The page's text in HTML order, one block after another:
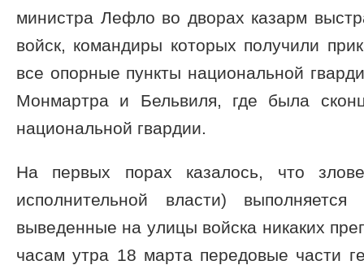
министра Лефло во дворах казарм
войск, командиры которых получили
все опорные пункты национальной
Монмартра и Бельвиля, где была
национальной гвардии.
На первых порах казалось, что
исполнительной власти)
выведенные на улицы войска никаких
часам утра 18 марта передовые части